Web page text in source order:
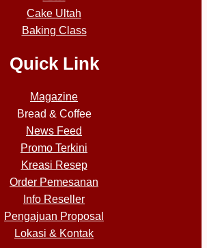
Cake Ultah
Baking Class
Quick Link
Magazine
Bread & Coffee
News Feed
Promo Terkini
Kreasi Resep
Order Pemesanan
Info Reseller
Pengajuan Proposal
Lokasi & Kontak